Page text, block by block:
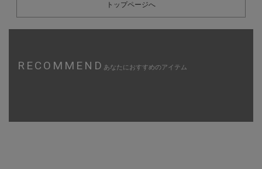
トップページへ
RECOMMEND あなたにおすすめのアイテム